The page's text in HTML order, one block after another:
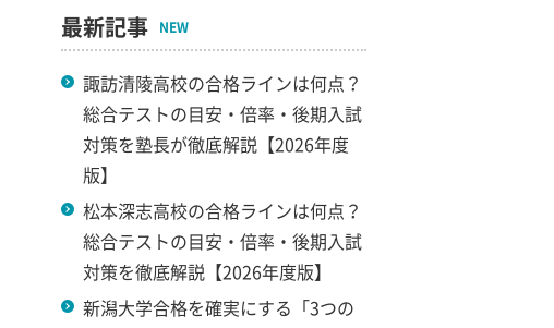
最新記事 NEW
諏訪清陵高校の合格ラインは何点？
総合テストの目安・倍率・後期入試
対策を塾長が徹底解説【2026年度
版】
松本深志高校の合格ラインは何点？
総合テストの目安・倍率・後期入試
対策を徹底解説【2026年度版】
新潟大学合格を確実にする「3つの